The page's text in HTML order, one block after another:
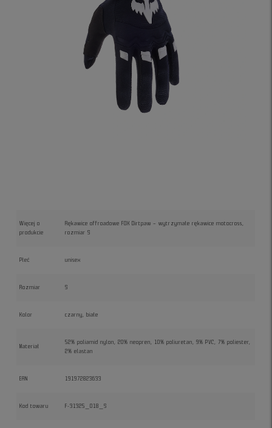
Więcej o
produkcie
Rękawice offroadowe FOX Dirtpaw – wytrzymałe rękawice motocross,
rozmiar S
Płeć unisex
Rozmiar S
Kolor czarny, białe
Materiał
52% poliamid nylon, 20% neopren, 10% poliuretan, 9% PVC, 7% poliester,
2% elastan
EAN 191972823633
Kod towaru F-31325_018_S